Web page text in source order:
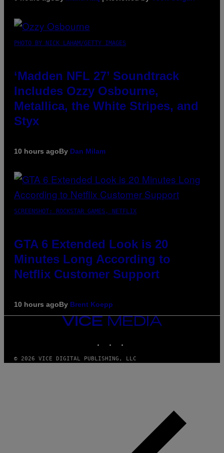
PHOTO BY NICK LAHAM/GETTY IMAGES
‘Madden NFL 27’ Soundtrack
Includes Ozzy Osbourne,
Metallica, the White Stripes, and
Styx
10 hours agoBy Dan Milam
SCREENSHOT: ROCKSTAR GAMES, NETFLIX
GTA 6 Extended Look is 20
Minutes Long According to
Netflix Customer Support
10 hours agoBy Brent Koepp
VICE
MEDIA
© 2026 VICE DIGITAL PUBLISHING, LLC